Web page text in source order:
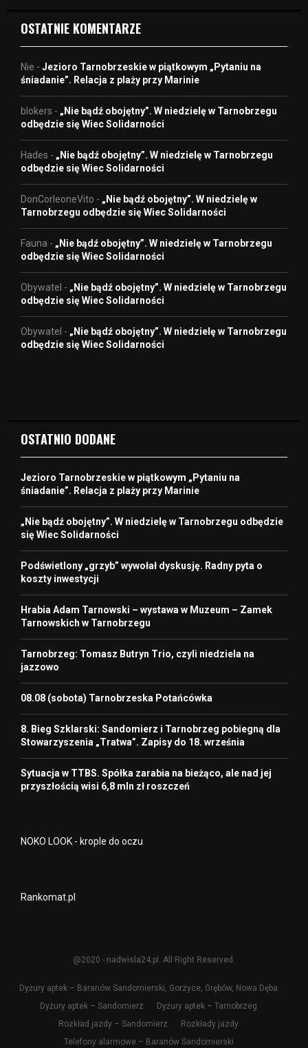
OSTATNIE KOMENTARZE
Nie - Jezioro Tarnobrzeskie w piątkowym „Pytaniu na
śniadanie”. Relacja z plaży przy Marinie
blokers - „Nie bądź obojętny”. W niedzielę w Tarnobrzegu
odbędzie się Wiec Solidarności
Hades - „Nie bądź obojętny”. W niedzielę w Tarnobrzegu
odbędzie się Wiec Solidarności
DonCorleoneVito - „Nie bądź obojętny”. W niedzielę w
Tarnobrzegu odbędzie się Wiec Solidarności
Fauna - „Nie bądź obojętny”. W niedzielę w Tarnobrzegu
odbędzie się Wiec Solidarności
Obywatel - „Nie bądź obojętny”. W niedzielę w Tarnobrzegu
odbędzie się Wiec Solidarności
Obywatel - „Nie bądź obojętny”. W niedzielę w Tarnobrzegu
odbędzie się Wiec Solidarności
OSTATNIO DODANE
Jezioro Tarnobrzeskie w piątkowym „Pytaniu na
śniadanie”. Relacja z plaży przy Marinie
„Nie bądź obojętny”. W niedzielę w Tarnobrzegu odbędzie
się Wiec Solidarności
Podświetlony „grzyb” wywołał dyskusję. Radny pyta o
koszty inwestycji
Hrabia Adam Tarnowski – wystawa w Muzeum – Zamek
Tarnowskich w Tarnobrzegu
Tarnobrzeg: Tomasz Butryn Trio, czyli niedziela na
jazzowo
08.08 (sobota) Tarnobrzeska Potańcówka
8. Bieg Szklarski: Sandomierz i Tarnobrzeg pobiegną dla
Stowarzyszenia „Tratwa”. Zapisy do 18. września
Sytuacja w TTBS. Spółka zarabia na bieżąco, ale nad jej
przyszłością wisi 6,8 mln zł roszczeń
NOKO LOOK - krople do oczu
Rankomat.pl
@2020 - nadwisla24.pl. All Right Reserved.
Dyżury aptek – Baranów Sandomierski, Gorzyce, Grębów, Nowa Dęba
Dyżury aptek – Sandomierz
Dyżury aptek – Tarnobrzeg
Rozkład jazdy – Sandomierz
Rozkłady jazdy
Telefony alarmowe – Baranów Sandomierski